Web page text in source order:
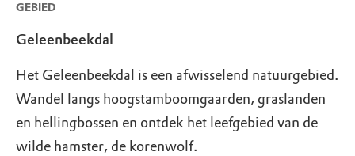
GEBIED
Geleenbeekdal
Het Geleenbeekdal is een afwisselend natuurgebied.
Wandel langs hoogstamboomgaarden, graslanden
en hellingbossen en ontdek het leefgebied van de
wilde hamster, de korenwolf.